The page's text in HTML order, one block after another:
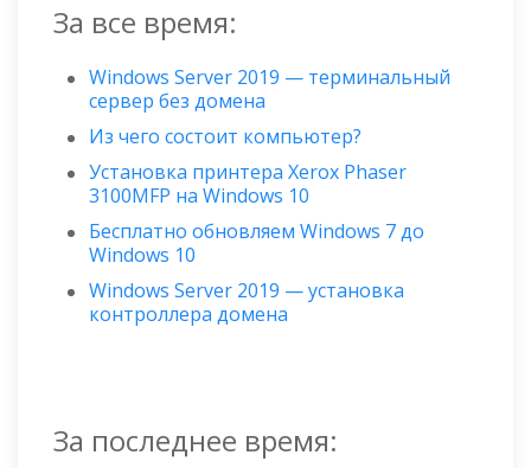
За все время:
Windows Server 2019 — терминальный
сервер без домена
Из чего состоит компьютер?
Установка принтера Xerox Phaser
3100MFP на Windows 10
Бесплатно обновляем Windows 7 до
Windows 10
Windows Server 2019 — установка
контроллера домена
За последнее время: